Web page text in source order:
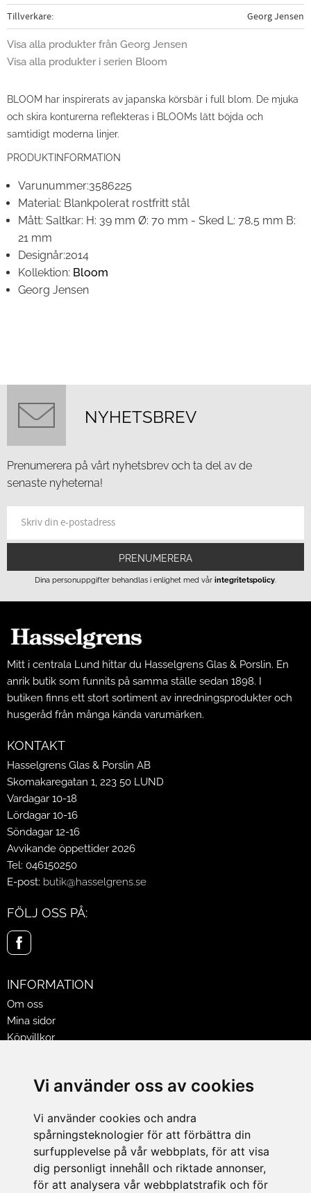
Vi använder oss av cookies
Vi använder cookies och andra
spårningsteknologier för att förbättra din
surfupplevelse på vår webbplats, för att visa
dig personligt innehåll och riktade annonser,
för att analysera vår webbplatstrafik och för
Tillverkare
Georg Jensen
Visa alla produkter från Georg Jensen
Visa alla produkter i serien Bloom
BLOOM har inspirerats av japanska körsbär i full blom. De mjuka
och skira konturerna reflekteras i BLOOMs lätt böjda och
samtidigt moderna linjer.
PRODUKTINFORMATION
Varunummer:3586225
Material: Blankpolerat rostfritt stål
Mått: Saltkar: H: 39 mm Ø: 70 mm - Sked L: 78,5 mm B:
21 mm
Designår:2014
Kollektion: Bloom
Georg Jensen
NYHETSBREV
Prenumerera på vårt nyhetsbrev och ta del av de
senaste nyheterna!
PRENUMERERA
Dina personuppgifter behandlas i enlighet med vår integritetspolicy
Mitt i centrala Lund hittar du Hasselgrens Glas & Porslin. En
anrik butik som funnits på samma ställe sedan 1898. I
butiken finns ett stort sortiment av inredningsprodukter och
husgeråd från många kända varumärken.
KONTAKT
Hasselgrens Glas & Porslin AB
Skomakaregatan 1, 223 50 LUND
Vardagar 10-18
Lördagar 10-16
Söndagar 12-16
Avvikande öppettider 2026
Tel: 046150250
E-post: butik@hasselgrens.se
FÖLJ OSS PÅ:
INFORMATION
Om oss
Mina sidor
Köpvillkor
Jobba på Hasselgrens
LEVERANS